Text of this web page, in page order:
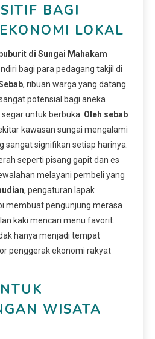
BAGI
LOKAL
di Sungai Mahakam
bagi para pedagang takjil di
, ribuan warga yang datang
potensial bagi aneka
untuk berbuka. Oleh sebab
kawasan sungai mengalami
sangat signifikan setiap harinya.
seperti pisang gapit dan es
melayani pembeli yang
, pengaturan lapak
membuat pengunjung merasa
kaki mencari menu favorit.
hanya menjadi tempat
penggerak ekonomi rakyat
WISATA